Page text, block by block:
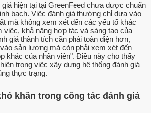
giá hiện tại tại GreenFeed chưa được chuẩn
bạch. Việc đánh giá thường chỉ dựa vào
mà không xem xét đến các yếu tố khác
việc, khả năng hợp tác và sáng tạo của
giá thành tích cần phải toàn diện hơn,
sản lượng mà còn phải xem xét đến
khác của nhân viên". Điều này cho thấy
trong việc xây dựng hệ thống đánh giá
thực trạng.
khăn trong công tác đánh giá